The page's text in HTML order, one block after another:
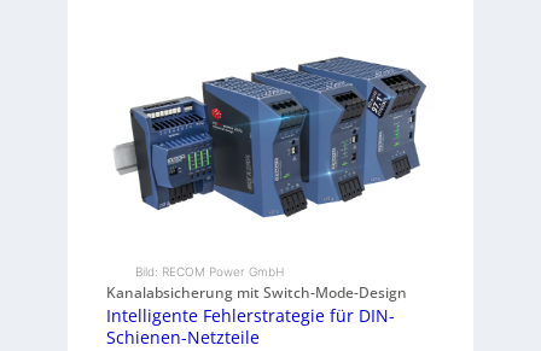
Bild: RECOM Power GmbH
Kanalabsicherung mit Switch-Mode-Design
Intelligente Fehlerstrategie für DIN-
Schienen-Netzteile